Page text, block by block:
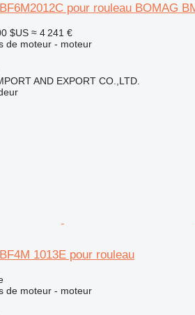
pour rouleau BOMAG
$US ≈ 4 241 €
de moteur - moteur
AND EXPORT CO.,LTD.
1013E pour rouleau
de moteur - moteur